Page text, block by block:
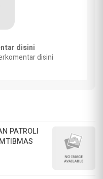
disini
disini
PATROLI